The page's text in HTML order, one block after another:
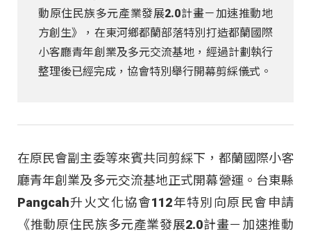
動原住民族多元產業發展2.0計畫－加速推動地
方創生》，在東河鄉都蘭部落特別打造都蘭國際
小客廳青年創業及多元交流基地，經過計劃執行
整理後已經完成，協會特別舉行開幕剪綵儀式。
在原民會副主委等來賓共同剪綵下，都蘭國際小客
廳青年創業及多元交流基地正式開幕營運。台東縣
Pangcah升火文化協會112年特別向原民會申請
《推動原住民族多元產業發展2.0計畫－加速推動